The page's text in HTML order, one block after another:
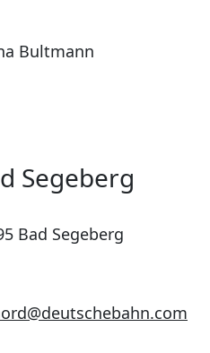
Bultmann
Segeberg
Bad Segeberg